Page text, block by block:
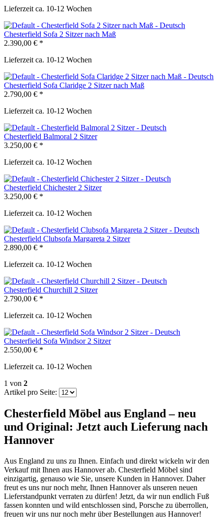
Lieferzeit ca. 10-12 Wochen
Chesterfield Sofa 2 Sitzer nach Maß
2.390,00 € *
Lieferzeit ca. 10-12 Wochen
Chesterfield Sofa Claridge 2 Sitzer nach Maß
2.790,00 € *
Lieferzeit ca. 10-12 Wochen
Chesterfield Balmoral 2 Sitzer
3.250,00 € *
Lieferzeit ca. 10-12 Wochen
Chesterfield Chichester 2 Sitzer
3.250,00 € *
Lieferzeit ca. 10-12 Wochen
Chesterfield Clubsofa Margareta 2 Sitzer
2.890,00 € *
Lieferzeit ca. 10-12 Wochen
Chesterfield Churchill 2 Sitzer
2.790,00 € *
Lieferzeit ca. 10-12 Wochen
Chesterfield Sofa Windsor 2 Sitzer
2.550,00 € *
Lieferzeit ca. 10-12 Wochen
1 von 2
Artikel pro Seite:
Chesterfield Möbel aus England – neu
und Original: Jetzt auch Lieferung nach
Hannover
Aus England zu uns zu Ihnen. Einfach und direkt wickeln wir den
Verkauf mit Ihnen aus Hannover ab. Chesterfield Möbel sind
einzigartig, genauso wie Sie, unsere Kunden in Hannover. Daher
freut es uns nur noch mehr, Ihnen Hannover als unseren neuen
Lieferstandpunkt verraten zu dürfen! Jetzt, da wir nun endlich Fuß
fassen konnten und wild entschlossen sind, Porsche zu überrollen,
freuen wir uns nur noch mehr über Bestellungen aus Hannover!